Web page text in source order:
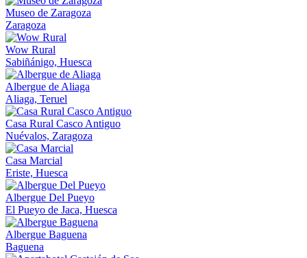
Museo de Zaragoza
Zaragoza
Wow Rural
Sabiñánigo, Huesca
Albergue de Aliaga
Aliaga, Teruel
Casa Rural Casco Antiguo
Nuévalos, Zaragoza
Casa Marcial
Eriste, Huesca
Albergue Del Pueyo
El Pueyo de Jaca, Huesca
Albergue Baguena
Baguena